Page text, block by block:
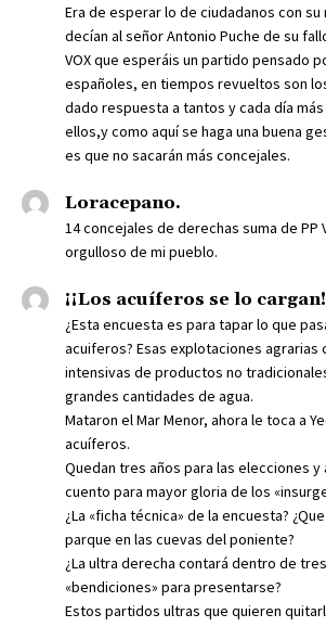
Era de esperar lo de ciudadanos con su
decían al señor Antonio Puche de su
VOX que esperáis un partido pensado
españoles, en tiempos revueltos son
dado respuesta a tantos y cada día
ellos,y como aquí se haga una buena
es que no sacarán más concejales.
Loracepano.
14 concejales de derechas suma de PP
orgulloso de mi pueblo.
¡¡Los acuíferos se lo
¿Esta encuesta es para tapar lo que
acuiferos? Esas explotaciones agrarias
intensivas de productos no
grandes cantidades de agua.
Mataron el Mar Menor, ahora le toca a
acuíferos.
Quedan tres años para las elecciones y
cuento para mayor gloria de los
¿La «ficha técnica» de la encuesta?
parque en las cuevas del poniente?
¿La ultra derecha contará dentro de
«bendiciones» para presentarse?
Estos partidos ultras que quieren